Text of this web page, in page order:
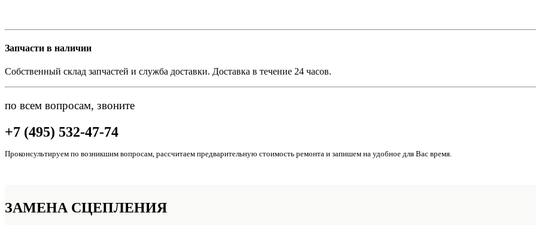
Запчасти в наличии
Собственный склад запчастей и служба доставки. Доставка в течение 24 часов.
по всем вопросам, звоните
+7 (495) 532-47-74
Проконсультируем по возникшим вопросам, рассчитаем предварительную стоимость ремонта и запишем на удобное для Вас время.
ЗАМЕНА СЦЕПЛЕНИЯ